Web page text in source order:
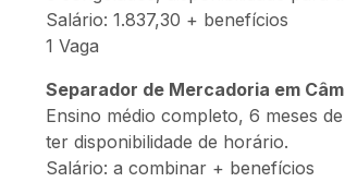
Salário: 1.837,30 + benefícios
1 Vaga
Separador de Mercadoria em
Ensino médio completo, 6 meses
ter disponibilidade de horário.
Salário: a combinar + benefícios